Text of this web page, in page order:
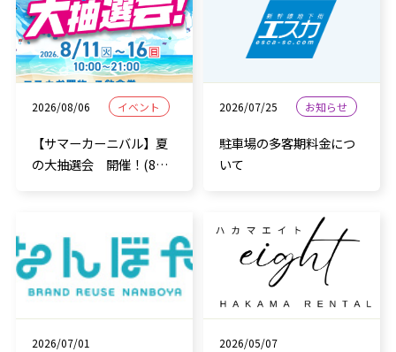
2026/08/06 イベント
【サマーカーニバル】夏
の大抽選会 開催！(8月
2026/07/25 お知らせ
駐車場の多客期料金につ
いて
2026/07/01
2026/05/07